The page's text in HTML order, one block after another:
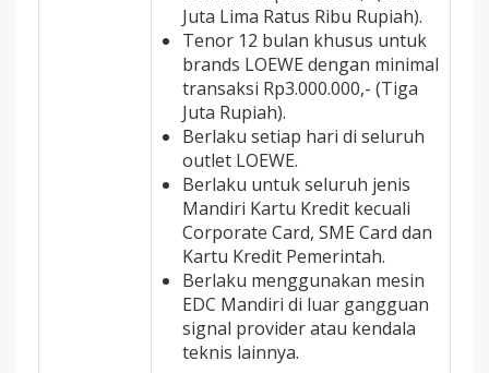
Juta Lima Ratus Ribu Rupiah).
Tenor 12 bulan khusus untuk
brands LOEWE dengan minimal
transaksi Rp3.000.000,- (Tiga
Juta Rupiah).
Berlaku setiap hari di seluruh
outlet LOEWE.
Berlaku untuk seluruh jenis
Mandiri Kartu Kredit kecuali
Corporate Card, SME Card dan
Kartu Kredit Pemerintah.
Berlaku menggunakan mesin
EDC Mandiri di luar gangguan
signal provider atau kendala
teknis lainnya.